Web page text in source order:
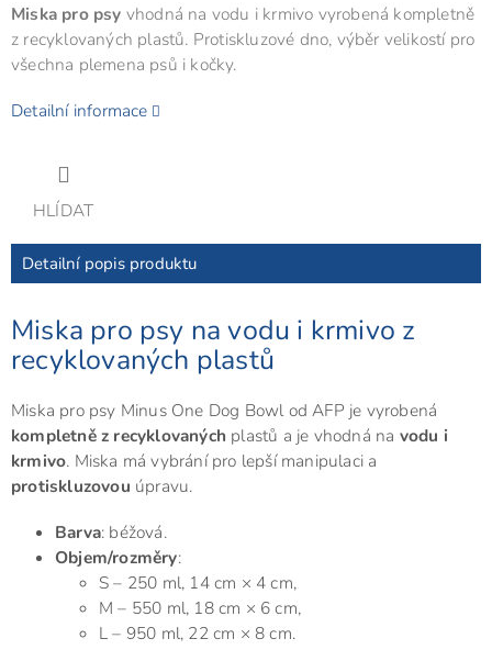
Miska pro psy vhodná na vodu i krmivo vyrobená kompletně
z recyklovaných plastů. Protiskluzové dno, výběr velikostí pro
všechna plemena psů i kočky.
Detailní informace
HLÍDAT
Detailní popis produktu
Miska pro psy na vodu i krmivo z
recyklovaných plastů
Miska pro psy Minus One Dog Bowl od AFP je vyrobená
kompletně z recyklovaných plastů a je vhodná na vodu i
krmivo. Miska má vybrání pro lepší manipulaci a
protiskluzovou úpravu.
Barva: béžová.
Objem/rozměry:
S – 250 ml, 14 cm × 4 cm,
M – 550 ml, 18 cm × 6 cm,
L – 950 ml, 22 cm × 8 cm.